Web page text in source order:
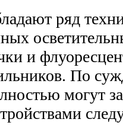
ряд
и
По
могут